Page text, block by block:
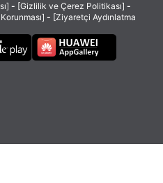
- [Gizlilik ve Çerez Politikası] -
- [Ziyaretçi Aydınlatma